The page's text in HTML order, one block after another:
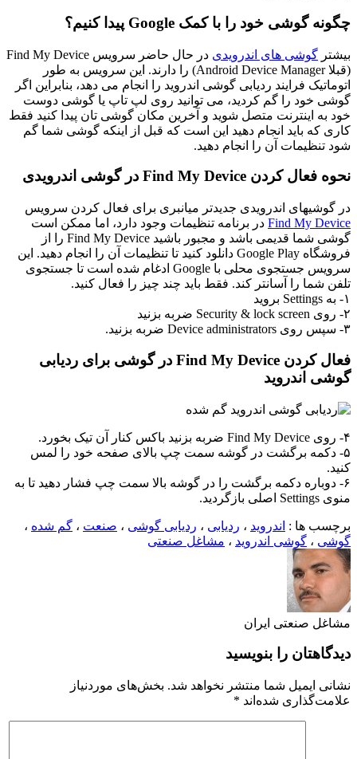
چگونه گوشی خود را با کمک Google پیدا کنیم؟
بیشتر گوشی های اندرویدی
در حال حاضر سرویس Find My Device
(قبلا Android Device Manager) را دارند. این سرویس به طور
اتوماتیک فرایند ردیابی گوشی اندروید را انجام می دهد، بنابراین اگر
گوشی خود را گم کردید، می توانید روی لپ تاپ یا گوشی دوست
خود به اینترنت متصل شوید و آخرین مکان گوشی تان پیدا کنید فقط
کاری که باید انجام دهید این است که قبل از اینکه گوشی شما گم
شود تنظیمات آن را انجام دهید.
نحوه فعال کردن Find My Device در گوشی اندرویدی
در گوشیهای اندرویدی جدیدتر میانبری برای فعال کردن سرویس
Find My Device در برنامه تنظیمات وجود دارد، اما ممکن است
گوشی شما قدیمی باشد و مجبور باشید Find My Device را از
فروشگاه Google Play دانلود کنید تا تنظیمات آن را انجام دهید. این
سرویس جستجوی محلی با Google ادغام شده است تا جستجوی
تلفن شما را آسانتر کند. فقط باید چند چیز را فعال کنید.
۱- به Settings بروید
۲- روی Security & lock screen ضربه بزنید
۳- سپس روی Device administrators ضربه بزنید.
فعال کردن Find My Device در گوشی برای ردیابی
گوشی اندروید
۴- روی Find My Device ضربه بزنید باکس کنار آن تیک بخورد.
۵- دکمه برگشت در گوشه سمت چپ بالای صفحه خود را لمس
کنید.
۶- دوباره دکمه برگشت را در گوشه بالا سمت چپ فشار دهید تا به
منوی Settings اصلی بازگردید.
برچسب ها : اندروید ، ردیابی ، ردیابی گوشی ، صنعت ، گم شده ،
گوشی ، گوشی اندروید ، مشاغل صنعتی
مشاغل صنعتی ایران
دیدگاهتان را بنویسید
نشانی ایمیل شما منتشر نخواهد شد. بخش‌های موردنیاز
علامت‌گذاری شده‌اند *